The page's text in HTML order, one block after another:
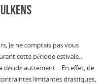
Je ne comptais pas vous
cette période estivale…
décidé autrement… En effet, de
limitantes drastiques,